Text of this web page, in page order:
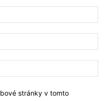
stránky v tomto